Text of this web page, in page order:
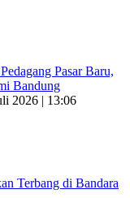
Pasar Baru,
Bandung
2026 | 13:06
Terbang di Bandara